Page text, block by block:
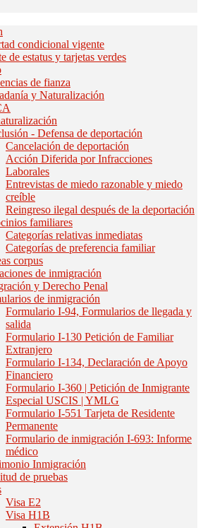
condicional vigente
de estatus y tarjetas verdes
de fianza
y Naturalización
- Defensa de deportación
Cancelación de deportación
Acción Diferida por Infracciones
Laborales
Entrevistas de miedo razonable y miedo
creíble
Reingreso ilegal después de la deportación
familiares
Categorías relativas inmediatas
Categorías de preferencia familiar
corpus
de inmigración
y Derecho Penal
de inmigración
Formulario I-94, Formularios de llegada y
salida
Formulario I-130 Petición de Familiar
Extranjero
Formulario I-134, Declaración de Apoyo
Financiero
Formulario I-360 | Petición de Inmigrante
Especial USCIS | YMLG
Formulario I-551 Tarjeta de Residente
Permanente
Formulario de inmigración I-693: Informe
médico
Inmigración
de pruebas
Visa E2
Visa H1B